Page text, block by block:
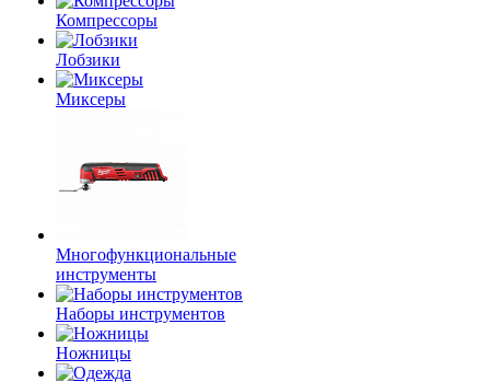
Компрессоры
Лобзики
Миксеры
Многофункциональные
инструменты
Наборы инструментов
Ножницы